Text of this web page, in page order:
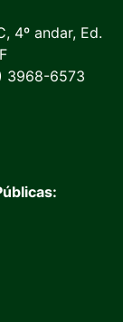
4º andar, Ed.
3968-6573